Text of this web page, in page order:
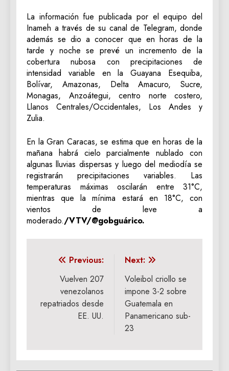
La información fue publicada por el equipo del
Inameh a través de su canal de Telegram, donde
además se dio a conocer que en horas de la
tarde y noche se prevé un incremento de la
cobertura nubosa con precipitaciones de
intensidad variable en la Guayana Esequiba,
Bolívar, Amazonas, Delta Amacuro, Sucre,
Monagas, Anzoátegui, centro norte costero,
Llanos Centrales/Occidentales, Los Andes y
Zulia.
En la Gran Caracas, se estima que en horas de la
mañana habrá cielo parcialmente nublado con
algunas lluvias dispersas y luego del mediodía se
registrarán precipitaciones variables. Las
temperaturas máximas oscilarán entre 31°C,
mientras que la mínima estará en 18°C, con
vientos de leve a
moderado./VTV/@gobguárico.
Navegación
entradas
Previous:
Vuelven 207
venezolanos
repatriados desde
EE. UU.
Next:
Voleibol criollo se
impone 3-2 sobre
Guatemala en
Panamericano sub-
23